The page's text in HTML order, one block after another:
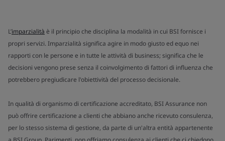
L’imparzialità è il principio che disciplina la modalità in cui BSI fornisce i
propri servizi. Imparzialità significa agire in modo giusto ed equo nei
rapporti con le persone e in tutte le attività di business; significa che le
decisioni vengono prese senza il coinvolgimento di fattori di influenza che
potrebbero pregiudicare l'obiettività del processo decisionale.
In qualità di organismo di certificazione accreditato, BSI Assurance non
può offrire certificazione a clienti che abbiano anche ricevuto consulenza,
per lo stesso sistema di gestione, da parte di un'altra entità appartenente